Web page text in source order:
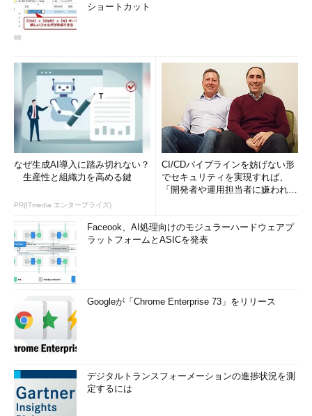
powercfgコマンドで「休止状態」を有効化する
なお、現在の電源管理の状態を確認するには、以下のコマンド
を実行する。
powercfg /a
ショートカット
なぜ生成AI導入に踏み切れない？
生産性と組織力を高める鍵
PR(ITmedia エンタープライズ)
CI/CDパイプラインを妨げない形
でセキュリティを実現すれば、
「開発者や運用担当者に嫌われな
Faceook、AI処理向けのモジュラーハードウェアプ
ラットフォームとASICを発表
Googleが「Chrome Enterprise 73」をリリース
デジタルトランスフォーメーションの進捗状況を測
定するには